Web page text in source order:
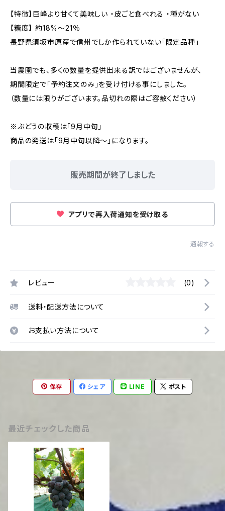
【特徴】巨峰より甘くて美味しい ・皮ごと食べれる ・種がない
【糖度】 約18%～21％
長野県須坂市原産で信州でしか作られていない「限定品種」
当農園でも、多くの数量を提供出来る訳ではございませんが、
期間限定で「予約注文のみ」を受け付ける事にしました。
（数量には限りがございます。品切れの際はご容赦ください）
※ぶどうの収穫は「9月中旬」
商品の発送は「9月中旬以降～」になります。
販売期間が終了しました
アプリで再入荷通知を受け取る
通報する
レビュー (0)
送料・配送方法について
お支払い方法について
保存 シェア LINE ポスト
最近チェックした商品